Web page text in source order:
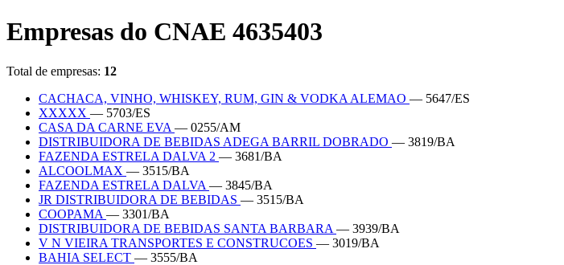
Empresas do CNAE 4635403
Total de empresas: 12
CACHACA, VINHO, WHISKEY, RUM, GIN & VODKA ALEMAO — 5647/ES
XXXXX — 5703/ES
CASA DA CARNE EVA — 0255/AM
DISTRIBUIDORA DE BEBIDAS ADEGA BARRIL DOBRADO — 3819/BA
FAZENDA ESTRELA DALVA 2 — 3681/BA
ALCOOLMAX — 3515/BA
FAZENDA ESTRELA DALVA — 3845/BA
JR DISTRIBUIDORA DE BEBIDAS — 3515/BA
COOPAMA — 3301/BA
DISTRIBUIDORA DE BEBIDAS SANTA BARBARA — 3939/BA
V N VIEIRA TRANSPORTES E CONSTRUCOES — 3019/BA
BAHIA SELECT — 3555/BA